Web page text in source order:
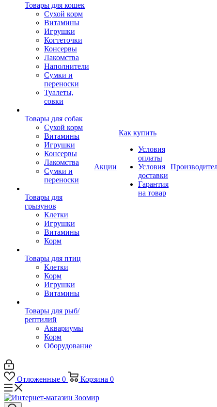
Товары для кошек
Cухой корм
Витамины
Игрушки
Когтеточки
Консервы
Лакомства
Наполнители
Сумки и
переноски
Туалеты,
совки
Товары для собак
Cухой корм
Витамины
Игрушки
Консервы
Лакомства
Сумки и
переноски
Товары для
грызунов
Клетки
Игрушки
Витамины
Корм
Товары для птиц
Клетки
Корм
Игрушки
Витамины
Товары для рыб/
рептилий
Аквариумы
Корм
Оборудование
Акции
Как купить
Условия
оплаты
Условия
доставки
Гарантия
на товар
Отложенные 0 Корзина 0